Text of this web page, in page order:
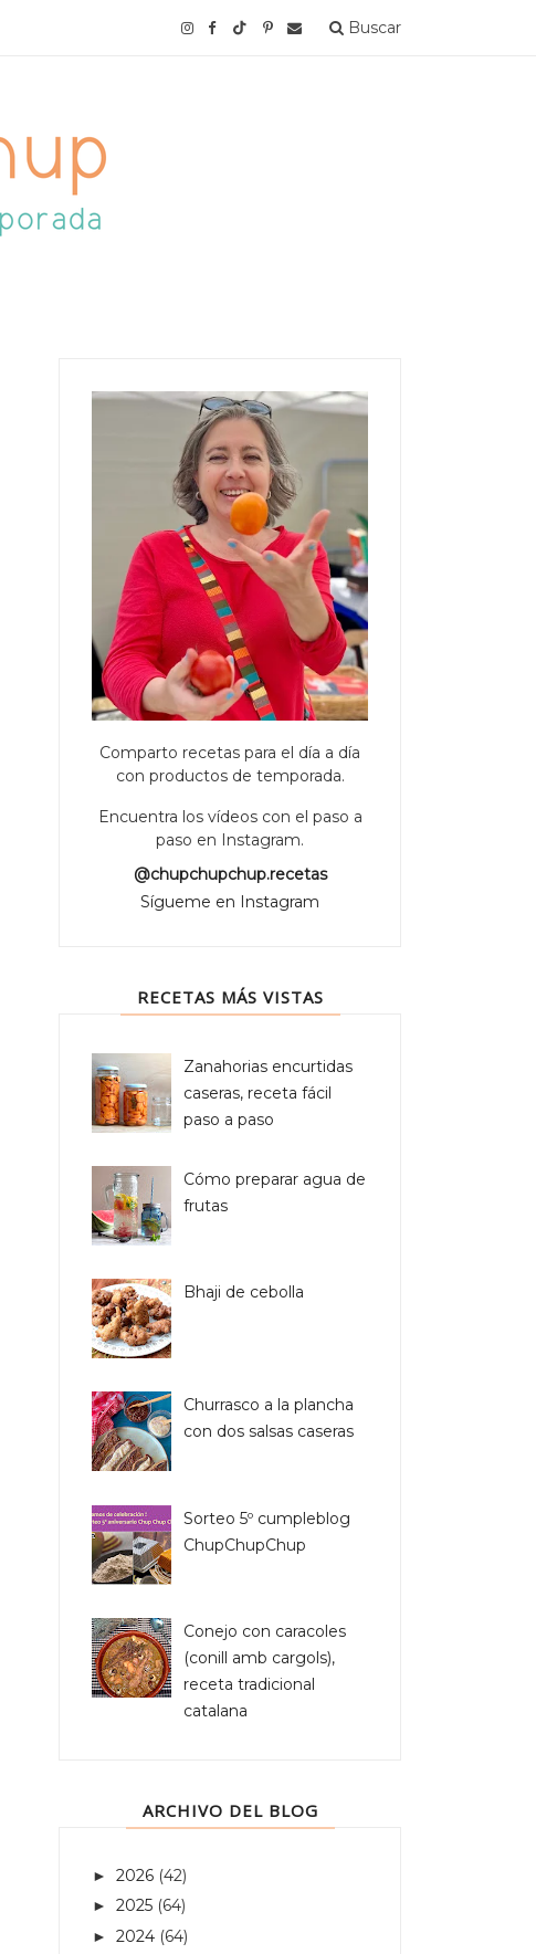
Buscar
Comparto recetas para el día a día
con productos de temporada.
Encuentra los vídeos con el paso a
paso en Instagram.
@chupchupchup.recetas
Sígueme en Instagram
RECETAS MÁS VISTAS
Zanahorias encurtidas
caseras, receta fácil
paso a paso
Cómo preparar agua de
frutas
Bhaji de cebolla
Churrasco a la plancha
con dos salsas caseras
Sorteo 5º cumpleblog
ChupChupChup
Conejo con caracoles
(conill amb cargols),
receta tradicional
catalana
ARCHIVO DEL BLOG
► 2026 (42)
► 2025 (64)
► 2024 (64)